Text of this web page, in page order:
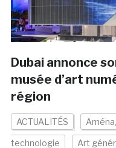
Dubai annonce
musée d’art
région
ACTUALITÉS
technologie Art